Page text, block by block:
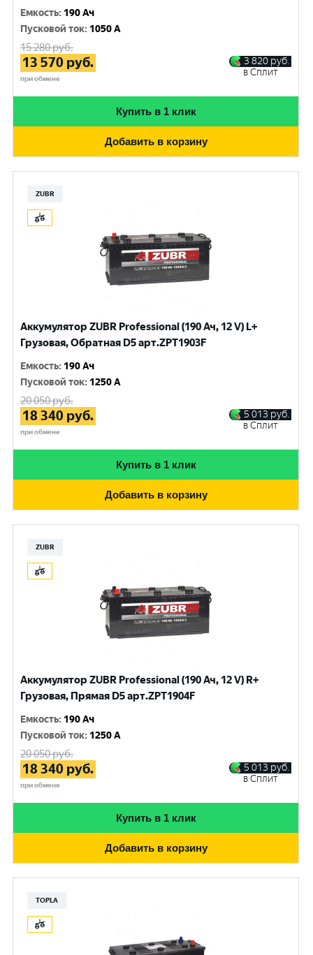
Емкость: 190 Ач
Пусковой ток: 1050 A
15 280руб.
13 570 руб.
при обмене
3 820 руб.
в Сплит
Купить в 1 клик
Добавить в корзину
ZUBR
Аккумулятор ZUBR Professional (190 Ач, 12 V) L+
Грузовая, Обратная D5 арт.ZPT1903F
Емкость: 190 Ач
Пусковой ток: 1250 A
20 050руб.
18 340 руб.
при обмене
5 013 руб.
в Сплит
Купить в 1 клик
Добавить в корзину
ZUBR
Аккумулятор ZUBR Professional (190 Ач, 12 V) R+
Грузовая, Прямая D5 арт.ZPT1904F
Емкость: 190 Ач
Пусковой ток: 1250 A
20 050руб.
18 340 руб.
при обмене
5 013 руб.
в Сплит
Купить в 1 клик
Добавить в корзину
TOPLA